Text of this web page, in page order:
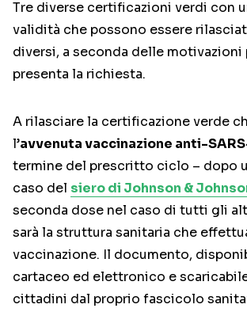
Tre diverse certificazioni verdi con
validità che possono essere
diversi, a seconda delle motivazioni
presenta la richiesta.
A rilasciare la certificazione verde
l’avvenuta vaccinazione anti-
termine del prescritto ciclo – dopo
caso del siero di Johnson &
seconda dose nel caso di tutti gli
sarà la struttura sanitaria che
vaccinazione. Il documento,
cartaceo ed elettronico e
cittadini dal proprio fascicolo